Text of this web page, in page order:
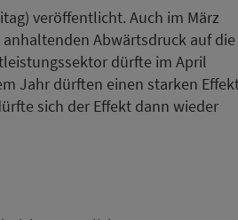
veröffentlicht. Auch im März
Abwärtsdruck auf die
dürfte im April
Jahr dürften einen starken
sich der Effekt dann wieder